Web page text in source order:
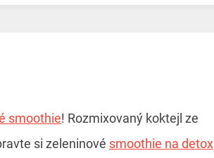
smoothie! Rozmixovaný koktejl ze
si zeleninové smoothie na detox